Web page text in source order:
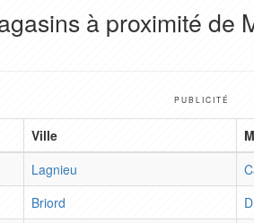
à proximité de
PUBLICITÉ
Ville
Lagnieu
Briord